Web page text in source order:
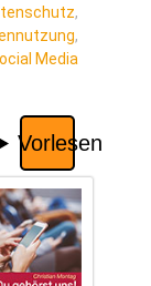
,
,
Media